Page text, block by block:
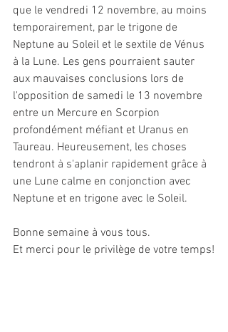
que le vendredi 12 novembre, au moins
temporairement, par le trigone de
Neptune au Soleil et le sextile de Vénus
à la Lune. Les gens pourraient sauter
aux mauvaises conclusions lors de
l'opposition de samedi le 13 novembre
entre un Mercure en Scorpion
profondément méfiant et Uranus en
Taureau. Heureusement, les choses
tendront à s'aplanir rapidement grâce à
une Lune calme en conjonction avec
Neptune et en trigone avec le Soleil.
Bonne semaine à vous tous.
Et merci pour le privilège de votre temps!